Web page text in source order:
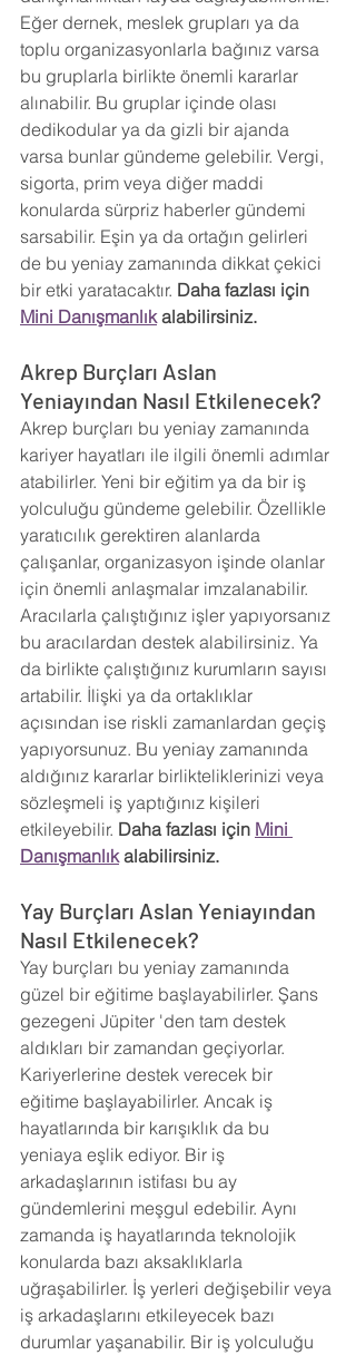
Eğer dernek, meslek grupları ya da
toplu organizasyonlarla bağınız varsa
bu gruplarla birlikte önemli kararlar
alınabilir. Bu gruplar içinde olası
dedikodular ya da gizli bir ajanda
varsa bunlar gündeme gelebilir. Vergi,
sigorta, prim veya diğer maddi
konularda sürpriz haberler gündemi
sarsabilir. Eşin ya da ortağın gelirleri
de bu yeniay zamanında dikkat çekici
bir etki yaratacaktır. Daha fazlası için
Mini Danışmanlık alabilirsiniz.
Akrep Burçları Aslan
Yeniayından Nasıl Etkilenecek?
Akrep burçları bu yeniay zamanında
kariyer hayatları ile ilgili önemli adımlar
atabilirler. Yeni bir eğitim ya da bir iş
yolculuğu gündeme gelebilir. Özellikle
yaratıcılık gerektiren alanlarda
çalışanlar, organizasyon işinde olanlar
için önemli anlaşmalar imzalanabilir.
Aracılarla çalıştığınız işler yapıyorsanız
bu aracılardan destek alabilirsiniz. Ya
da birlikte çalıştığınız kurumların sayısı
artabilir. İlişki ya da ortaklıklar
açısından ise riskli zamanlardan geçiş
yapıyorsunuz. Bu yeniay zamanında
aldığınız kararlar birlikteliklerinizi veya
sözleşmeli iş yaptığınız kişileri
etkileyebilir. Daha fazlası için Mini
Danışmanlık alabilirsiniz.
Yay Burçları Aslan Yeniayından
Nasıl Etkilenecek?
Yay burçları bu yeniay zamanında
güzel bir eğitime başlayabilirler. Şans
gezegeni Jüpiter 'den tam destek
aldıkları bir zamandan geçiyorlar.
Kariyerlerine destek verecek bir
eğitime başlayabilirler. Ancak iş
hayatlarında bir karışıklık da bu
yeniaya eşlik ediyor. Bir iş
arkadaşlarının istifası bu ay
gündemlerini meşgul edebilir. Aynı
zamanda iş hayatlarında teknolojik
konularda bazı aksaklıklarla
uğraşabilirler. İş yerleri değişebilir veya
iş arkadaşlarını etkileyecek bazı
durumlar yaşanabilir. Bir iş yolculuğu